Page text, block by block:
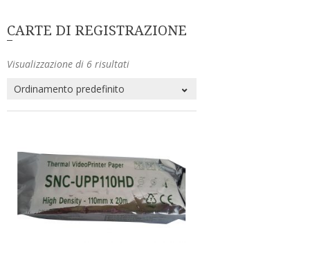
CARTE DI REGISTRAZIONE
Visualizzazione di 6 risultati